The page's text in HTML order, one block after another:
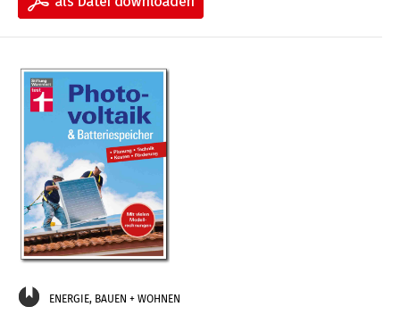
ENERGIE, BAUEN + WOHNEN